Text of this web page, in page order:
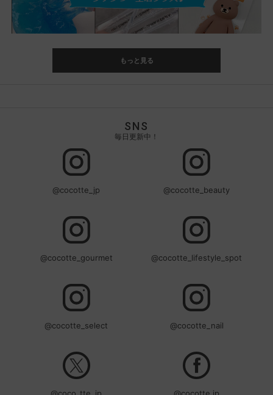
もっと見る
SNS
毎日更新中！
@cocotte_jp @cocotte_beauty
@cocotte_gourmet @cocotte_lifestyle_spot
@cocotte_select @cocotte_nail